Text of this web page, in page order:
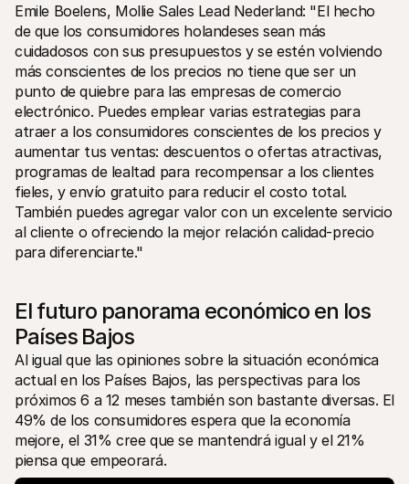
Emile Boelens, Mollie Sales Lead Nederland: "El hecho
de que los consumidores holandeses sean más
cuidadosos con sus presupuestos y se estén volviendo
más conscientes de los precios no tiene que ser un
punto de quiebre para las empresas de comercio
electrónico. Puedes emplear varias estrategias para
atraer a los consumidores conscientes de los precios y
aumentar tus ventas: descuentos o ofertas atractivas,
programas de lealtad para recompensar a los clientes
fieles, y envío gratuito para reducir el costo total.
También puedes agregar valor con un excelente servicio
al cliente o ofreciendo la mejor relación calidad-precio
para diferenciarte."
El futuro panorama económico en los
Países Bajos
Al igual que las opiniones sobre la situación económica
actual en los Países Bajos, las perspectivas para los
próximos 6 a 12 meses también son bastante diversas. El
49% de los consumidores espera que la economía
mejore, el 31% cree que se mantendrá igual y el 21%
piensa que empeorará.